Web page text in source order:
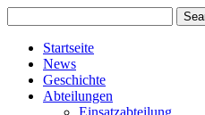
Startseite
News
Geschichte
Abteilungen
Einsatzabteilung